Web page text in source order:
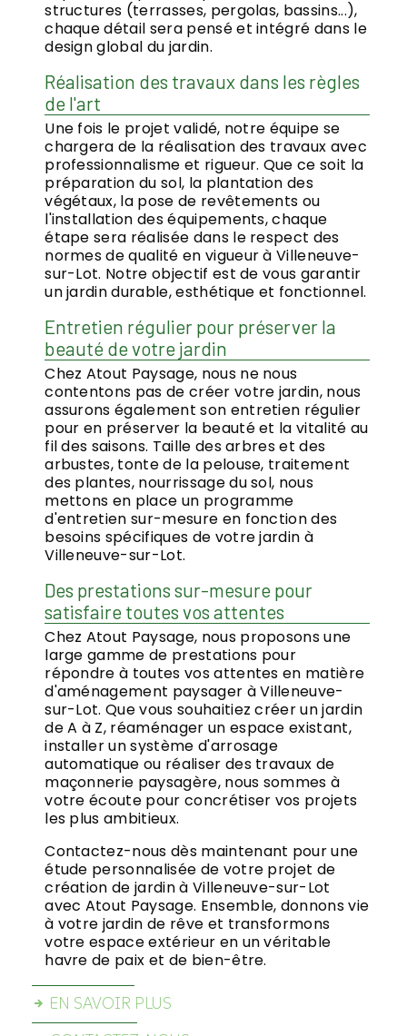
structures (terrasses, pergolas, bassins...),
chaque détail sera pensé et intégré dans le
design global du jardin.
Réalisation des travaux dans les règles
de l'art
Une fois le projet validé, notre équipe se
chargera de la réalisation des travaux avec
professionnalisme et rigueur. Que ce soit la
préparation du sol, la plantation des
végétaux, la pose de revêtements ou
l'installation des équipements, chaque
étape sera réalisée dans le respect des
normes de qualité en vigueur à Villeneuve-
sur-Lot. Notre objectif est de vous garantir
un jardin durable, esthétique et fonctionnel.
Entretien régulier pour préserver la
beauté de votre jardin
Chez Atout Paysage, nous ne nous
contentons pas de créer votre jardin, nous
assurons également son entretien régulier
pour en préserver la beauté et la vitalité au
fil des saisons. Taille des arbres et des
arbustes, tonte de la pelouse, traitement
des plantes, nourrissage du sol, nous
mettons en place un programme
d'entretien sur-mesure en fonction des
besoins spécifiques de votre jardin à
Villeneuve-sur-Lot.
Des prestations sur-mesure pour
satisfaire toutes vos attentes
Chez Atout Paysage, nous proposons une
large gamme de prestations pour
répondre à toutes vos attentes en matière
d'aménagement paysager à Villeneuve-
sur-Lot. Que vous souhaitiez créer un jardin
de A à Z, réaménager un espace existant,
installer un système d'arrosage
automatique ou réaliser des travaux de
maçonnerie paysagère, nous sommes à
votre écoute pour concrétiser vos projets
les plus ambitieux.
Contactez-nous dès maintenant pour une
étude personnalisée de votre projet de
création de jardin à Villeneuve-sur-Lot
avec Atout Paysage. Ensemble, donnons vie
à votre jardin de rêve et transformons
votre espace extérieur en un véritable
havre de paix et de bien-être.
EN SAVOIR PLUS